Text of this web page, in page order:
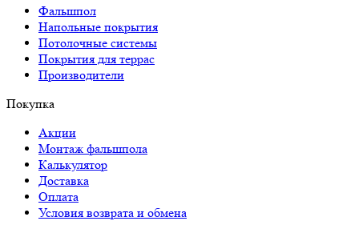
Фальшпол
Напольные покрытия
Потолочные системы
Покрытия для террас
Производители
Покупка
Акции
Монтаж фальшпола
Калькулятор
Доставка
Оплата
Условия возврата и обмена